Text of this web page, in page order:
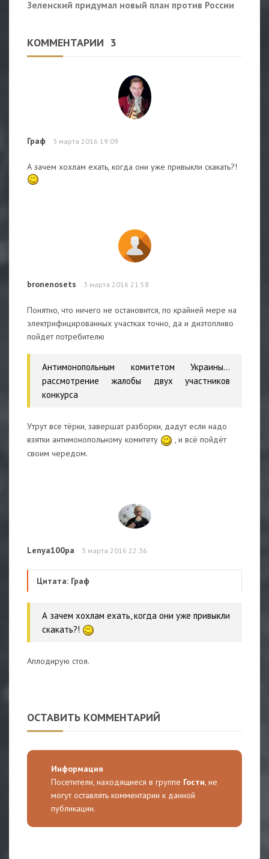
Зеленский придумал новый план против России
КОММЕНТАРИИ 3
Граф 3 марта 2016 19:09
А зачем хохлам ехать, когда они уже привыкли скакать?!
bronenosets 3 марта 2016 21:58
Понятно, что ничего не остановится, по крайней мере на
электрифицированных участках точно, да и дизтопливо
пойдет потребителю
Антимонопольным комитетом Украины...
рассмотрение жалобы двух участников
конкурса
Утрут все тёрки, завершат разборки, дадут если надо
взятки антимонопольному комитету
, и всё пойдёт
своим чередом.
Lenya100pa 3 марта 2016 22:36
Цитата: Граф
А зачем хохлам ехать, когда они уже привыкли
скакать?!
Аплодирую стоя.
ОСТАВИТЬ КОММЕНТАРИЙ
Информация
Посетители, находящиеся в группе Гости, не
могут оставлять комментарии к данной
публикации.